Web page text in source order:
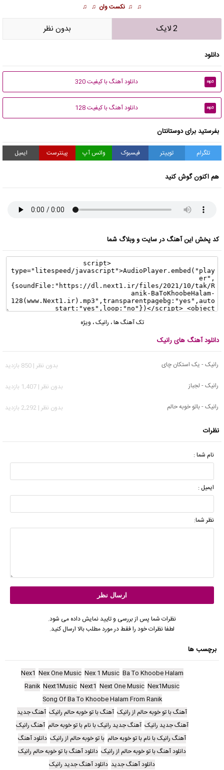
♫ ♫ نکست وان ♫ ♫
2 لایک بدون نظر
دانلود
mp3 دانلود آهنگ با کیفیت 320
mp3 دانلود آهنگ با کیفیت 128
بفرستید برای دوستانتان
تلگرام توییتر فیسبوک واتس آپ پینترست ایمیل
هم اکنون گوش کنید
کد پخش این آهنگ در سایت و وبلاگ شما
تک آهنگ ها، رانیک، ویژه
دانلود آهنگ های رانیک
رانیک - یک استکان چای
بدون نظر | 850 بازدید
رانیک - لجباز
بدون نظر | 1,407 بازدید
رانیک - باتو خوبه حالم
بدون نظر | 2,292 بازدید
نظرات
نام شما :
ایمیل :
نظر شما:
نظرات شما پس از بررسی و تایید نمایش داده می شود.
لطفا نظرات خود را فقط در مورد مطلب بالا ارسال کنید.
برچسب ها
Ba To Khoobe Halam
Nex 1 Music
Nex One Music
Nex1
Nex1Music
Next One Music
Next1
Next1Music
Ranik
Song Of Ba To Khoobe Halam From Ranik
آهنگ با تو خوبه حالم از رانیک آهنگ با تو خوبه حالم رانیک آهنگ جدید
آهنگ جدید رانیک آهنگ جدید رانیک با نام با تو خوبه حالم آهنگ رانیک
آهنگ رانیک با نام با تو خوبه حالم با تو خوبه حالم از رانیک دانلود آهنگ
دانلود آهنگ با تو خوبه حالم از رانیک دانلود آهنگ با تو خوبه حالم رانیک
دانلود آهنگ جدید دانلود آهنگ جدید رانیک